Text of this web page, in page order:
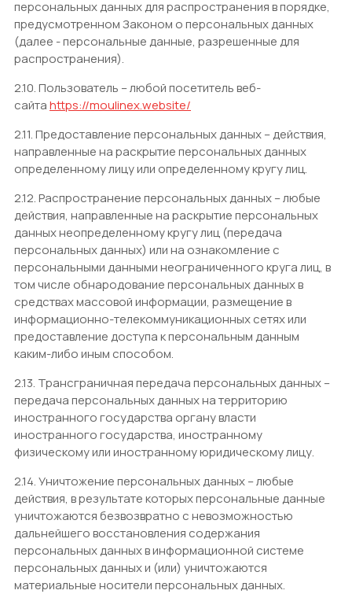
персональных данных для распространения в порядке,
предусмотренном Законом о персональных данных
(далее - персональные данные, разрешенные для
распространения).
2.10. Пользователь – любой посетитель веб-
сайтаhttps://moulinex.website/
2.11. Предоставление персональных данных – действия,
направленные на раскрытие персональных данных
определенному лицу или определенному кругу лиц.
2.12. Распространение персональных данных – любые
действия, направленные на раскрытие персональных
данных неопределенному кругу лиц (передача
персональных данных) или на ознакомление с
персональными данными неограниченного круга лиц, в
том числе обнародование персональных данных в
средствах массовой информации, размещение в
информационно-телекоммуникационных сетях или
предоставление доступа к персональным данным
каким-либо иным способом.
2.13. Трансграничная передача персональных данных –
передача персональных данных на территорию
иностранного государства органу власти
иностранного государства, иностранному
физическому или иностранному юридическому лицу.
2.14. Уничтожение персональных данных – любые
действия, в результате которых персональные данные
уничтожаются безвозвратно с невозможностью
дальнейшего восстановления содержания
персональных данных в информационной системе
персональных данных и (или) уничтожаются
материальные носители персональных данных.